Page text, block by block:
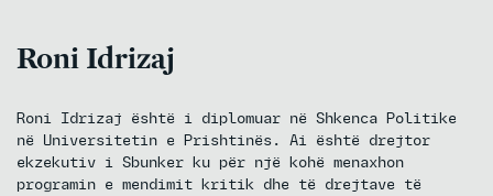
Roni Idrizaj
Roni Idrizaj është i diplomuar në Shkenca Politike
në Universitetin e Prishtinës. Ai është drejtor
ekzekutiv i Sbunker ku për një kohë menaxhon
programin e mendimit kritik dhe të drejtave të